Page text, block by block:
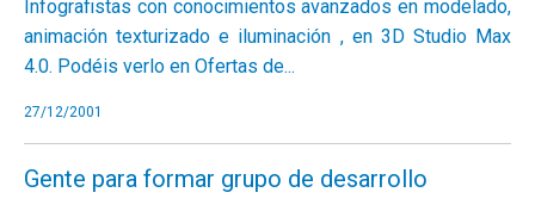
Infografistas con conocimientos avanzados en modelado,
animación texturizado e iluminación , en 3D Studio Max
4.0. Podéis verlo en Ofertas de...
27/12/2001
Gente para formar grupo de desarrollo